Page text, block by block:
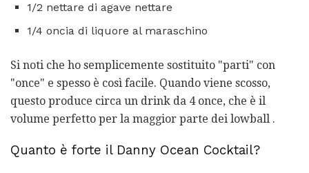
1/2 nettare di agave nettare
1/4 oncia di liquore al maraschino
Si noti che ho semplicemente sostituito "parti" con
"once" e spesso è così facile. Quando viene scosso,
questo produce circa un drink da 4 once, che è il
volume perfetto per la maggior parte dei lowball .
Quanto è forte il Danny Ocean Cocktail?